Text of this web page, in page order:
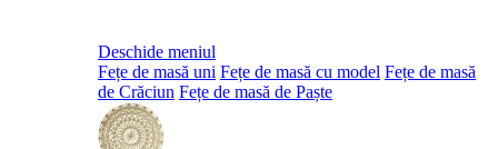
Deschide meniul
Fețe de masă uni Fețe de masă cu model Fețe de masă
de Crăciun Fețe de masă de Paște​